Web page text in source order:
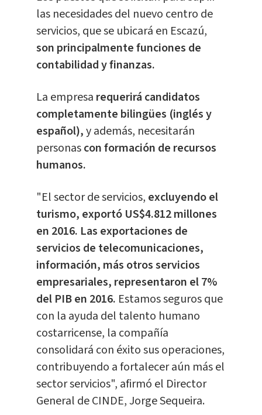
las necesidades del nuevo centro de
servicios, que se ubicará en Escazú,
son principalmente funciones de
contabilidad y finanzas.
La empresa requerirá candidatos
completamente bilingües (inglés y
español),y además, necesitarán
personascon formación de recursos
humanos.
"El sector de servicios, excluyendo el
turismo, exportó US$4.812 millones
en 2016. Las exportaciones de
servicios de telecomunicaciones,
información, más otros servicios
empresariales, representaron el 7%
del PIB en 2016. Estamos seguros que
con la ayuda del talento humano
costarricense, la compañía
consolidará con éxito sus operaciones,
contribuyendo a fortalecer aún más el
sector servicios", afirmó el Director
General de CINDE, Jorge Sequeira.